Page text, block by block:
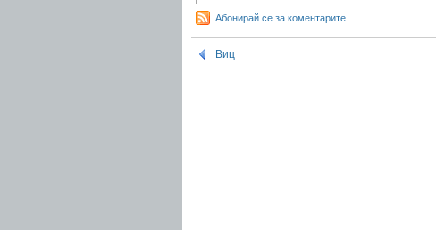
Абонирай се за коментарите
Виц